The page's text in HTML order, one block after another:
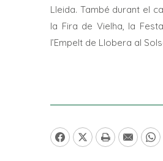
Lleida. També durant el
la Fira de Vielha, la
l’Empelt de Llobera al